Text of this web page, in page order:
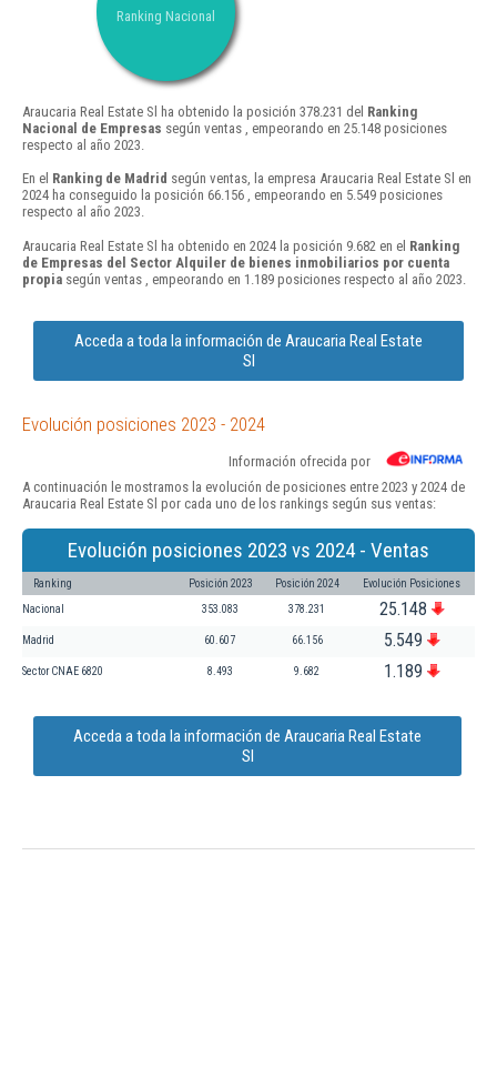
Ranking Nacional
Araucaria Real Estate Sl ha obtenido la posición 378.231 del Ranking
Nacional de Empresas según ventas , empeorando en 25.148 posiciones
respecto al año 2023.
En el Ranking de Madrid según ventas, la empresa Araucaria Real Estate Sl en
2024 ha conseguido la posición 66.156 , empeorando en 5.549 posiciones
respecto al año 2023.
Araucaria Real Estate Sl ha obtenido en 2024 la posición 9.682 en el Ranking
de Empresas del Sector Alquiler de bienes inmobiliarios por cuenta
propia según ventas , empeorando en 1.189 posiciones respecto al año 2023.
Acceda a toda la información de Araucaria Real Estate
Sl
Evolución posiciones 2023 - 2024
Información ofrecida por
A continuación le mostramos la evolución de posiciones entre 2023 y 2024 de
Araucaria Real Estate Sl por cada uno de los rankings según sus ventas:
Evolución posiciones 2023 vs 2024 - Ventas
Ranking Posición 2023 Posición 2024 Evolución Posiciones
Nacional 353.083 378.231 25.148
Madrid 60.607 66.156 5.549
Sector CNAE 6820 8.493 9.682 1.189
Acceda a toda la información de Araucaria Real Estate
Sl